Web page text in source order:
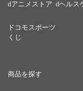
dアニメストア dヘルス
ドコモスポーツ
くじ
商品を探す